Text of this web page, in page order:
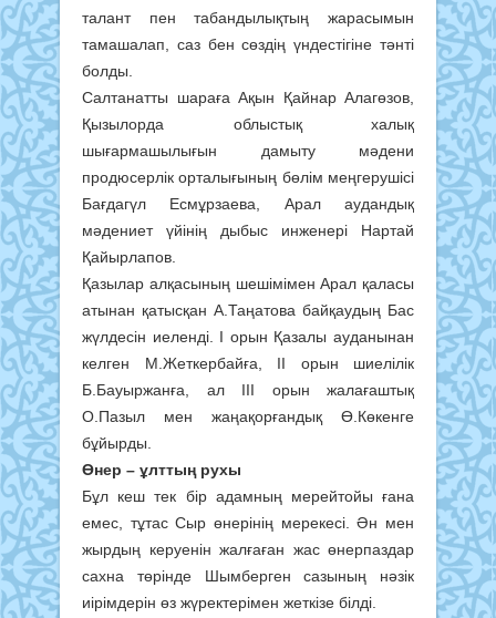
талант пен табандылықтың жарасымын
тамашалап, саз бен сөздің үндестігіне тәнті
болды.
Салтанатты шараға Ақын Қайнар Алагөзов,
Қызылорда облыстық халық
шығармашылығын дамыту мәдени
продюсерлік орталығының бөлім меңгерушісі
Бағдагүл Есмұрзаева, Арал аудандық
мәдениет үйінің дыбыс инженері Нартай
Қайырлапов.
Қазылар алқасының шешімімен Арал қаласы
атынан қатысқан А.Таңатова байқаудың Бас
жүлдесін иеленді. І орын Қазалы ауданынан
келген М.Жеткербайға, ІІ орын шиелілік
Б.Бауыржанға, ал ІІІ орын жалағаштық
О.Пазыл мен жаңақорғандық Ө.Көкенге
бұйырды.
Өнер – ұлттың рухы
Бұл кеш тек бір адамның мерейтойы ғана
емес, тұтас Сыр өнерінің мерекесі. Ән мен
жырдың керуенін жалғаған жас өнерпаздар
сахна төрінде Шымберген сазының нәзік
иірімдерін өз жүректерімен жеткізе білді.